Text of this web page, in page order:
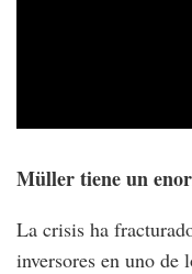
Müller tiene un
La crisis ha
inversores en uno de